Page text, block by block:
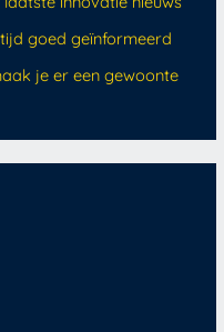
goed geïnformeerd
je er een gewoonte